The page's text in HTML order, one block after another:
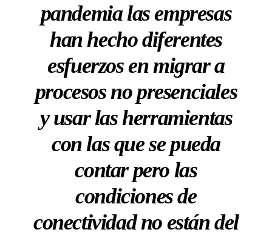
pandemia las empresas
han hecho diferentes
esfuerzos en migrar a
procesos no presenciales
y usar las herramientas
con las que se pueda
contar pero las
condiciones de
conectividad no están del